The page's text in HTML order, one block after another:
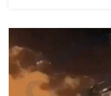
Goiás
Jaraguá